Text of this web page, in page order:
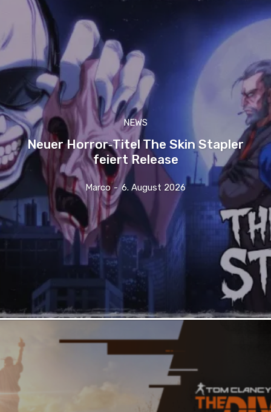
NEWS
Neuer Horror‑Titel The Skin Stapler
feiert Release
Marco - 6. August 2026